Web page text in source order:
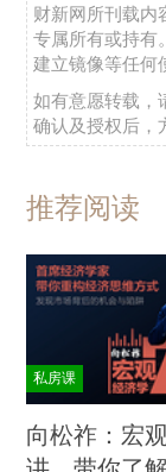
财新网所刊载内
专属所有或持有
建立镜像等任何
如有意愿转载，
确认及授权后，
推荐阅读
私房课
向松祚：宏